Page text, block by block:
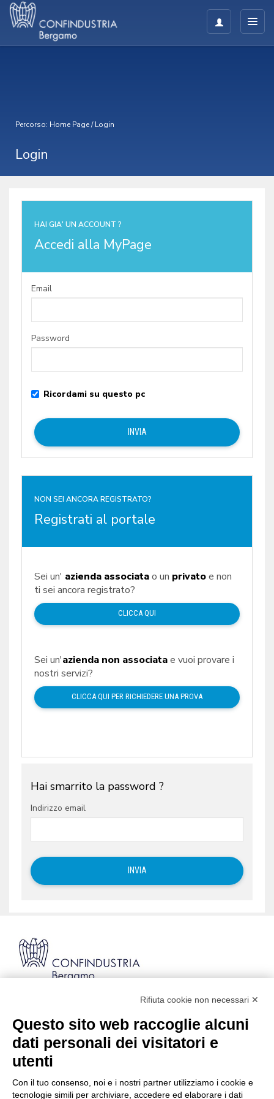
Percorso: Home Page/Login
Login
NON SEI ANCORA REGISTRATO?
Registrati al portale
Sei un' azienda associatao un privatoe non
ti sei ancora registrato?
CLICCA QUI
Sei un'azienda non associatae vuoi provare i
nostri servizi?
CLICCA QUI PER RICHIEDERE UNA PROVA
HAI GIA' UN ACCOUNT ?
Accedi alla MyPage
Email
Password
Ricordami su questo pc
Hai smarrito la password ?
Indirizzo email
Codice Fiscale: 80021750163 | PEC:
info@pec.confindustriabergamo.it
CONFINDUSTRIA BERGAMO
Rifiuta cookie non necessari ✕
Questo sito web raccoglie alcuni
dati personali dei visitatori e
utenti
Con il tuo consenso, noi e i nostri partner utilizziamo i cookie e
tecnologie simili per archiviare, accedere ed elaborare i dati